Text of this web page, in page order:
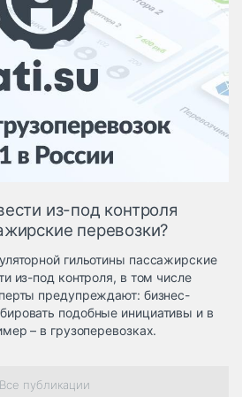
грузы
и
грузы
и
и ВЭД
из-под контроля
перевозки?
гильотины пассажирские
из-под контроля, в том числе
предупреждают: бизнес-
подобные инициативы и в
– в грузоперевозках.
Все публикации